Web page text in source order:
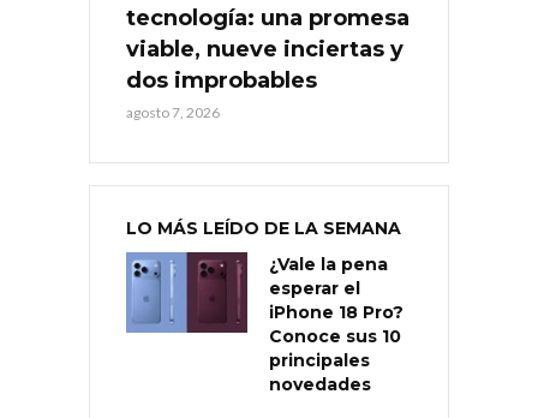
tecnología: una promesa
viable, nueve inciertas y
dos improbables
agosto 7, 2026
LO MÁS LEÍDO DE LA SEMANA
¿Vale la pena
esperar el
iPhone 18 Pro?
Conoce sus 10
principales
novedades